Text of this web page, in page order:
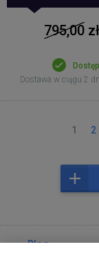
795,00zł
Dostawa w ciągu 2
1 2
Blog